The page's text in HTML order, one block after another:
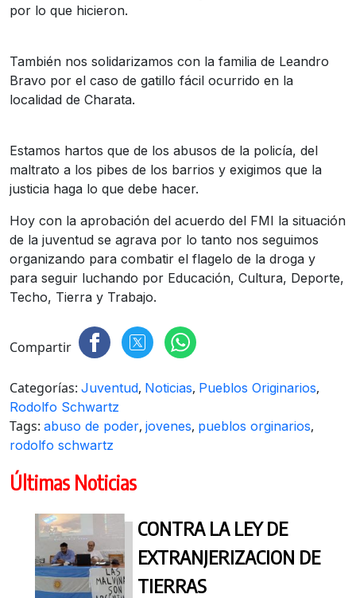
por lo que hicieron.
También nos solidarizamos con la familia de Leandro
Bravo por el caso de gatillo fácil ocurrido en la
localidad de Charata.
Estamos hartos que de los abusos de la policía, del
maltrato a los pibes de los barrios y exigimos que la
justicia haga lo que debe hacer.
Hoy con la aprobación del acuerdo del FMI la situación
de la juventud se agrava por lo tanto nos seguimos
organizando para combatir el flagelo de la droga y
para seguir luchando por Educación, Cultura, Deporte,
Techo, Tierra y Trabajo.
Compartir
Categorías: Juventud, Noticias, Pueblos Originarios,
Rodolfo Schwartz
Tags: abuso de poder, jovenes, pueblos orginarios,
rodolfo schwartz
Últimas Noticias
CONTRA LA LEY DE
EXTRANJERIZACION DE
TIERRAS